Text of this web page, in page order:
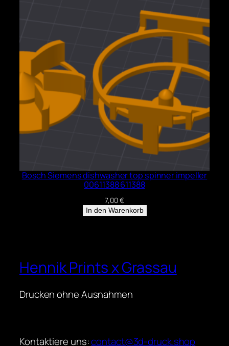
Bosch Siemens dishwasher top spinner impeller
00611388 611388
7,00€
In den Warenkorb
Hennik Prints x Grassau
Drucken ohne Ausnahmen
Kontaktiere uns:contact@3d-druck.shop